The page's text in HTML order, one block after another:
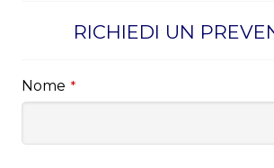
RICHIEDI UN
Nome *